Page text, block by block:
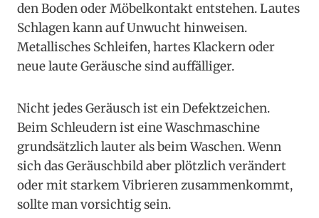
den Boden oder Möbelkontakt entstehen. Lautes
Schlagen kann auf Unwucht hinweisen.
Metallisches Schleifen, hartes Klackern oder
neue laute Geräusche sind auffälliger.
Nicht jedes Geräusch ist ein Defektzeichen.
Beim Schleudern ist eine Waschmaschine
grundsätzlich lauter als beim Waschen. Wenn
sich das Geräuschbild aber plötzlich verändert
oder mit starkem Vibrieren zusammenkommt,
sollte man vorsichtig sein.